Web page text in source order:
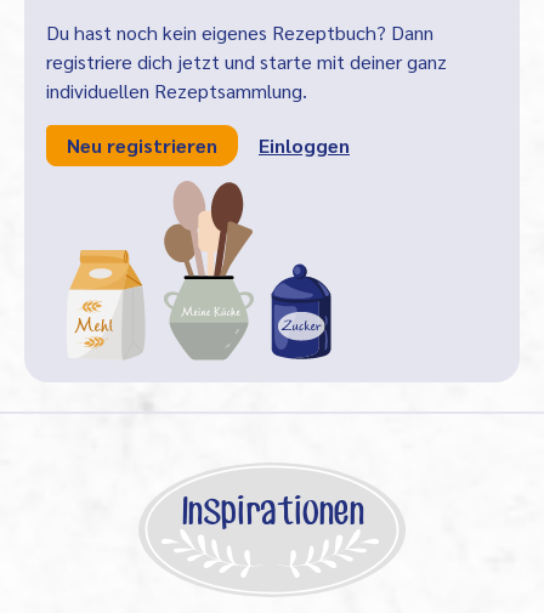
Du hast noch kein eigenes Rezeptbuch? Dann
registriere dich jetzt und starte mit deiner ganz
individuellen Rezeptsammlung.
Neu registrieren Einloggen
Inspirationen